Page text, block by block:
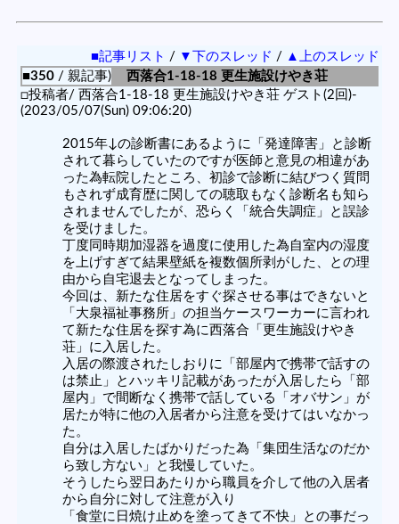
■記事リスト / ▼下のスレッド / ▲上のスレッド
■350 / 親記事)
西落合1-18-18 更生施設けやき荘
□投稿者/ 西落合1-18-18 更生施設けやき荘 ゲスト(2回)-
(2023/05/07(Sun) 09:06:20)
2015年↓の診断書にあるように「発達障害」と診断
されて暮らしていたのですが医師と意見の相違があ
った為転院したところ、初診で診断に結びつく質問
もされず成育歴に関しての聴取もなく診断名も知ら
されませんでしたが、恐らく「統合失調症」と誤診
を受けました。
丁度同時期加湿器を過度に使用した為自室内の湿度
を上げすぎて結果壁紙を複数個所剥がした、との理
由から自宅退去となってしまった。
今回は、新たな住居をすぐ探させる事はできないと
「大泉福祉事務所」の担当ケースワーカーに言われ
て新たな住居を探す為に西落合「更生施設けやき
荘」に入居した。
入居の際渡されたしおりに「部屋内で携帯で話すの
は禁止」とハッキリ記載があったが入居したら「部
屋内」で間断なく携帯で話している「オバサン」が
居たが特に他の入居者から注意を受けてはいなかっ
た。
自分は入居したばかりだった為「集団生活なのだか
ら致し方ない」と我慢していた。
そうしたら翌日あたりから職員を介して他の入居者
から自分に対して注意が入り
「食堂に日焼け止めを塗ってきて不快」との事だっ